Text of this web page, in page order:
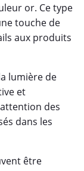
or. Ce type
touche de
aux produits
lumière de
et
des
dans les
être